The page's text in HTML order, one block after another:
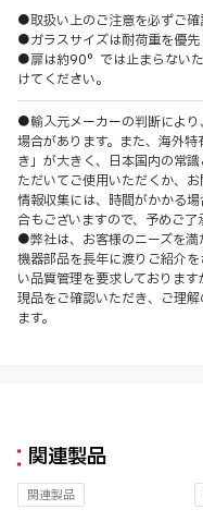
●取扱い上のご注意を必ずご確
●ガラスサイズは耐荷重を優先
●扉は約90°では止まらない
けてください。
●輸入元メーカーの判断によ
場合があります。また、海外
き」が大きく、日本国内の常
ただいてご使用いただくか、
情報収集には、時間がかかる
合もございますので、予めご了
●弊社は、お客様のニーズを
機器部品を長年に渡りご紹介
い品質管理を要求しております
現品をご確認いただき、ご理
ます。
関連製品
関連製品